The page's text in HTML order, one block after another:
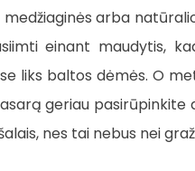
arba
einant maudytis,
liks baltos dėmės. O
geriau pasirūpinkite
nes tai nebus nei